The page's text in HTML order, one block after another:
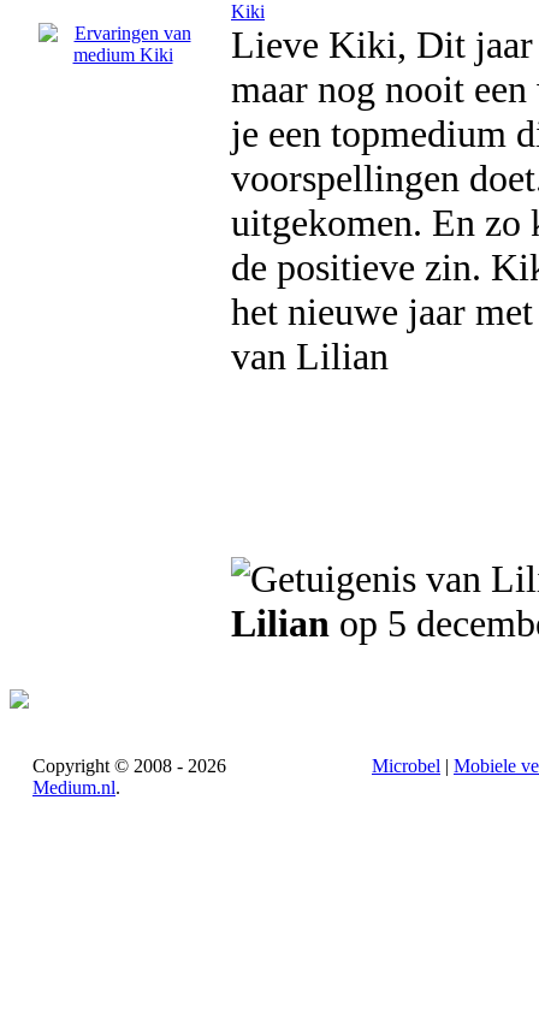
Kiki
Lieve Kiki, Dit jaar
maar nog nooit
je een topmedium
voorspellingen
uitgekomen. En
de positieve zin.
het nieuwe jaar
van Lilian
Lilian op 5
Copyright © 2008 - 2026
Medium.nl.
Microbel | Mobiele